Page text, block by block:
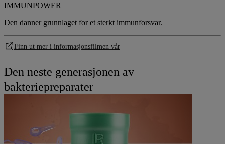
IMMUNPOWER
Den danner grunnlaget for et sterkt immunforsvar.
Finn ut mer i informasjonsfilmen vår
Den neste generasjonen av
bakteriepreparater